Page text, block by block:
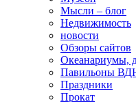
Мысли – блог
Недвижимость
новости
Обзоры сайтов
Океанариумы,
Павильоны
Праздники
Прокат